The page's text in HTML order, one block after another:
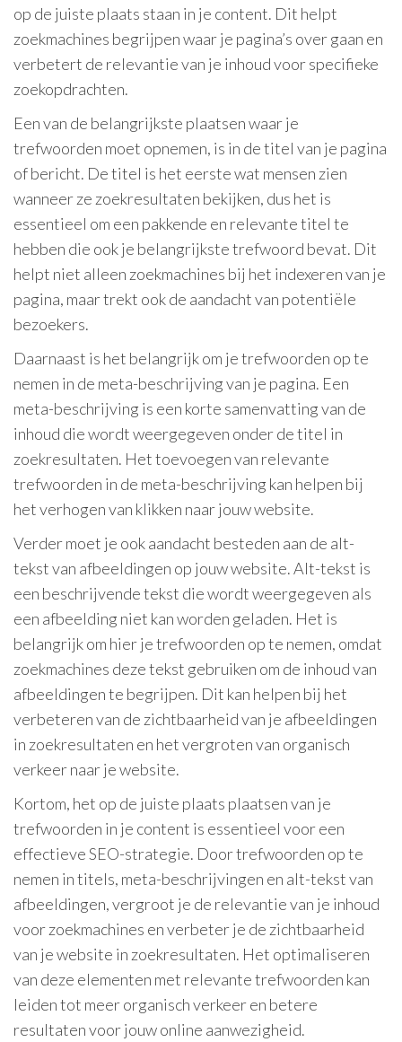
op de juiste plaats staan in je content. Dit helpt
zoekmachines begrijpen waar je pagina’s over gaan en
verbetert de relevantie van je inhoud voor specifieke
zoekopdrachten.
Een van de belangrijkste plaatsen waar je
trefwoorden moet opnemen, is in de titel van je pagina
of bericht. De titel is het eerste wat mensen zien
wanneer ze zoekresultaten bekijken, dus het is
essentieel om een pakkende en relevante titel te
hebben die ook je belangrijkste trefwoord bevat. Dit
helpt niet alleen zoekmachines bij het indexeren van je
pagina, maar trekt ook de aandacht van potentiële
bezoekers.
Daarnaast is het belangrijk om je trefwoorden op te
nemen in de meta-beschrijving van je pagina. Een
meta-beschrijving is een korte samenvatting van de
inhoud die wordt weergegeven onder de titel in
zoekresultaten. Het toevoegen van relevante
trefwoorden in de meta-beschrijving kan helpen bij
het verhogen van klikken naar jouw website.
Verder moet je ook aandacht besteden aan de alt-
tekst van afbeeldingen op jouw website. Alt-tekst is
een beschrijvende tekst die wordt weergegeven als
een afbeelding niet kan worden geladen. Het is
belangrijk om hier je trefwoorden op te nemen, omdat
zoekmachines deze tekst gebruiken om de inhoud van
afbeeldingen te begrijpen. Dit kan helpen bij het
verbeteren van de zichtbaarheid van je afbeeldingen
in zoekresultaten en het vergroten van organisch
verkeer naar je website.
Kortom, het op de juiste plaats plaatsen van je
trefwoorden in je content is essentieel voor een
effectieve SEO-strategie. Door trefwoorden op te
nemen in titels, meta-beschrijvingen en alt-tekst van
afbeeldingen, vergroot je de relevantie van je inhoud
voor zoekmachines en verbeter je de zichtbaarheid
van je website in zoekresultaten. Het optimaliseren
van deze elementen met relevante trefwoorden kan
leiden tot meer organisch verkeer en betere
resultaten voor jouw online aanwezigheid.